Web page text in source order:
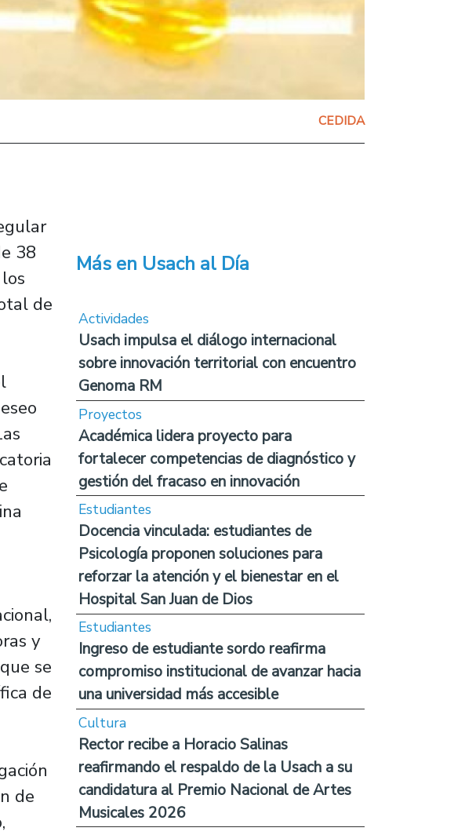
CEDIDA
38
de
y
se
de
de
Más en Usach al Día
Actividades
Usach impulsa el diálogo internacional
sobre innovación territorial con encuentro
Genoma RM
Proyectos
Académica lidera proyecto para
fortalecer competencias de diagnóstico y
gestión del fracaso en innovación
Estudiantes
Docencia vinculada: estudiantes de
Psicología proponen soluciones para
reforzar la atención y el bienestar en el
Hospital San Juan de Dios
Estudiantes
Ingreso de estudiante sordo reafirma
compromiso institucional de avanzar hacia
una universidad más accesible
Cultura
Rector recibe a Horacio Salinas
reafirmando el respaldo de la Usach a su
candidatura al Premio Nacional de Artes
Musicales 2026